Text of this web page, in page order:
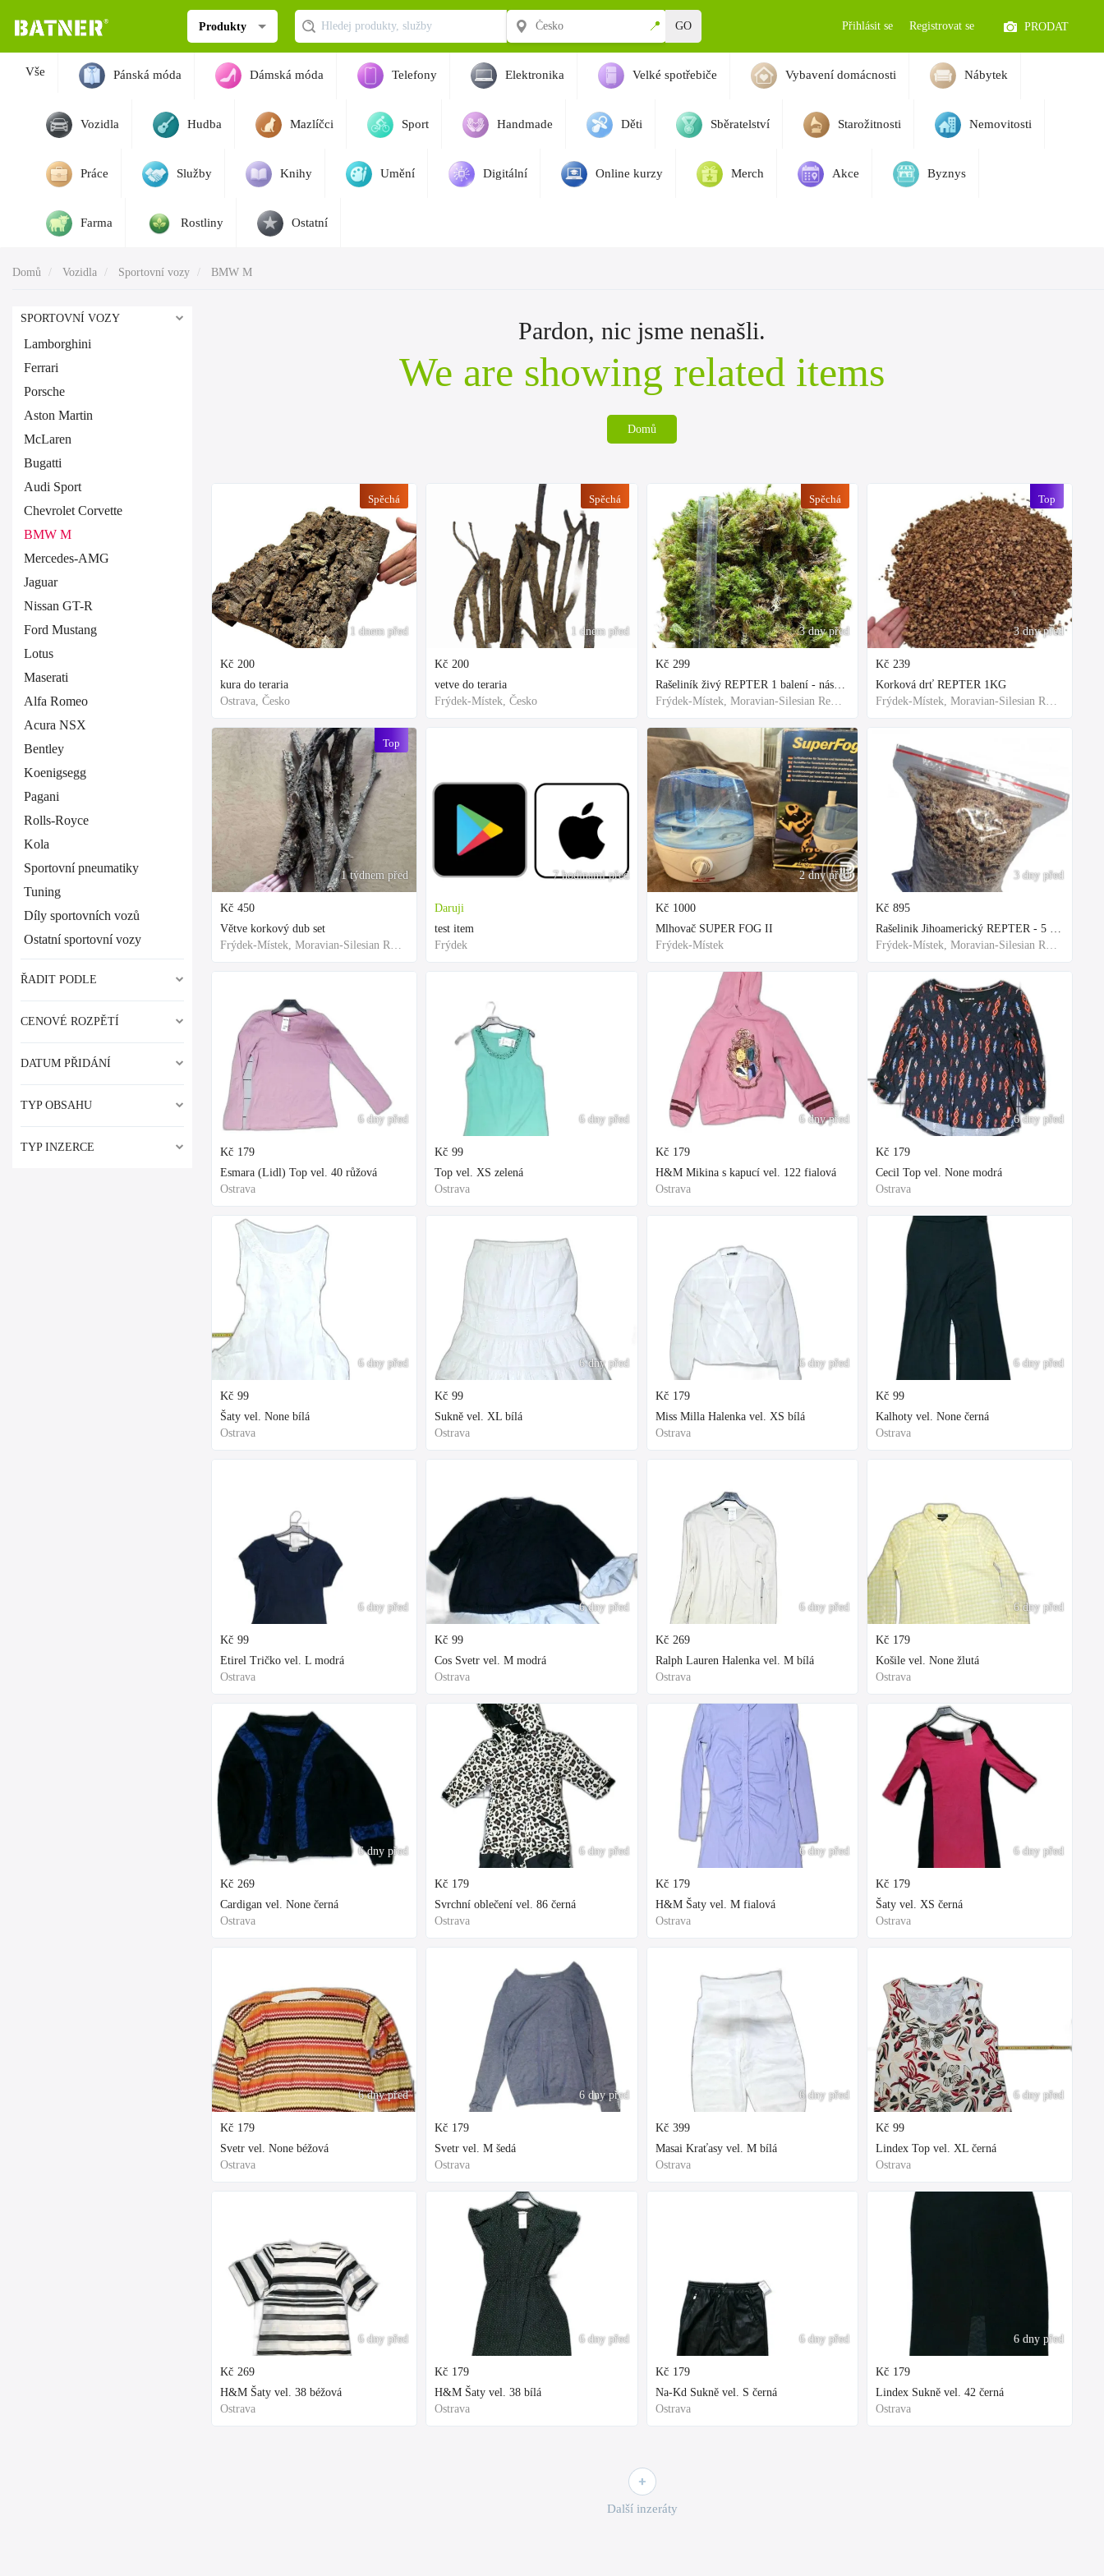
Produkty 📍 GO Přihlásit se Registrovat se PRODAT
Vše Pánská móda Dámská móda Telefony Elektronika Velké spotřebiče Vybavení domácnosti Nábytek
Vozidla Hudba Mazlíčci Sport Handmade Děti Sběratelství Starožitnosti Nemovitosti
Práce Služby Knihy Umění Digitální Online kurzy Merch Akce Byznys
Farma Rostliny Ostatní
Domů Vozidla Sportovní vozy BMW M
SPORTOVNÍ VOZY
Lamborghini
Ferrari
Porsche
Aston Martin
McLaren
Bugatti
Audi Sport
Chevrolet Corvette
BMW M
Mercedes-AMG
Jaguar
Nissan GT-R
Ford Mustang
Lotus
Maserati
Alfa Romeo
Acura NSX
Bentley
Koenigsegg
Pagani
Rolls-Royce
Kola
Sportovní pneumatiky
Tuning
Díly sportovních vozů
Ostatní sportovní vozy
ŘADIT PODLE
CENOVÉ ROZPĚTÍ
DATUM PŘIDÁNÍ
TYP OBSAHU
TYP INZERCE
Pardon, nic jsme nenašli.
We are showing related items
Domů
1 dnem před
Spěchá
Kč 200
kura do teraria
Ostrava, Česko
1 týdnem před
Top
Kč 450
Větve korkový dub set
Frýdek-Místek, Moravian-Silesian Region,Others
6 dny před
Kč 179
Esmara (Lidl) Top vel. 40 růžová
Ostrava
6 dny před
Kč 99
Šaty vel. None bílá
Ostrava
6 dny před
Kč 99
Etirel Tričko vel. L modrá
Ostrava
6 dny před
Kč 269
Cardigan vel. None černá
Ostrava
6 dny před
Kč 179
Svetr vel. None béžová
Ostrava
6 dny před
Kč 269
H&M Šaty vel. 38 béžová
Ostrava
1 dnem před
Spěchá
Kč 200
vetve do teraria
Frýdek-Místek, Česko
7 hodinami před
Daruji
test item
Frýdek
6 dny před
Kč 99
Top vel. XS zelená
Ostrava
6 dny před
Kč 99
Sukně vel. XL bílá
Ostrava
6 dny před
Kč 99
Cos Svetr vel. M modrá
Ostrava
6 dny před
Kč 179
Svrchní oblečení vel. 86 černá
Ostrava
6 dny před
Kč 179
Svetr vel. M šedá
Ostrava
6 dny před
Kč 179
H&M Šaty vel. 38 bílá
Ostrava
3 dny před
Spěchá
Kč 299
Rašeliník živý REPTER 1 balení - násada, TOP kvalita 30cm-30cm-8cm
Frýdek-Místek, Moravian-Silesian Region,Others
2 dny před
Kč 1000
Mlhovač SUPER FOG II
Frýdek-Místek
6 dny před
Kč 179
H&M Mikina s kapucí vel. 122 fialová
Ostrava
6 dny před
Kč 179
Miss Milla Halenka vel. XS bílá
Ostrava
6 dny před
Kč 269
Ralph Lauren Halenka vel. M bílá
Ostrava
6 dny před
Kč 179
H&M Šaty vel. M fialová
Ostrava
6 dny před
Kč 399
Masai Kraťasy vel. M bílá
Ostrava
6 dny před
Kč 179
Na-Kd Sukně vel. S černá
Ostrava
3 dny před
Top
Kč 239
Korková drť REPTER 1KG
Frýdek-Místek, Moravian-Silesian Region,Others
3 dny před
Kč 895
Rašelinik Jihoamerický REPTER - 5 balení - 500g -
Frýdek-Místek, Moravian-Silesian Region,Others
6 dny před
Kč 179
Cecil Top vel. None modrá
Ostrava
6 dny před
Kč 99
Kalhoty vel. None černá
Ostrava
6 dny před
Kč 179
Košile vel. None žlutá
Ostrava
6 dny před
Kč 179
Šaty vel. XS černá
Ostrava
6 dny před
Kč 99
Lindex Top vel. XL černá
Ostrava
6 dny před
Kč 179
Lindex Sukně vel. 42 černá
Ostrava
Další inzeráty